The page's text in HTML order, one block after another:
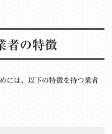
者の特徴
には、以下の特徴を持つ業者